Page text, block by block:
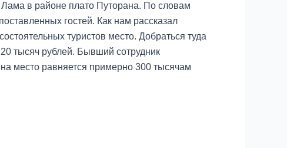
Лама в районе плато Путорана. По словам
гостей. Как нам рассказал
туристов место. Добраться туда
тысяч рублей. Бывший сотрудник
место равняется примерно 300 тысячам